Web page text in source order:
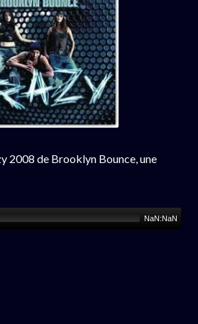
2008 de Brooklyn Bounce, une
NaN:NaN